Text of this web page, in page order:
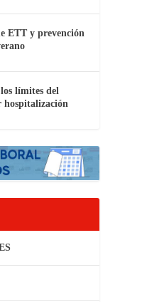
ETT y prevención
límites del
hospitalización